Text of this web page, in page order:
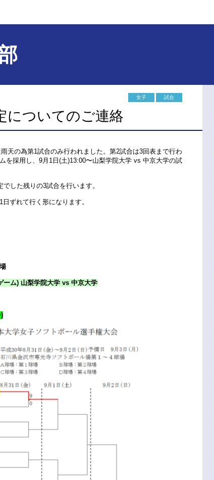
女子 試合
についてのご連絡
天の為第1試合のみ行われました。第2試合は3回表まで行わ
を採用し、9月1日(土)13:00〜山梨学院大学 vs 中京大学の試
した残りの3試合を行います。
ずれて行く形になります。
ーム) 山梨学院大学 vs 中京大学